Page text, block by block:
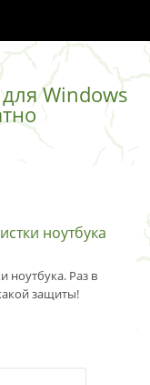
Windows
ноутбука
ноутбука. Раз в
защиты!